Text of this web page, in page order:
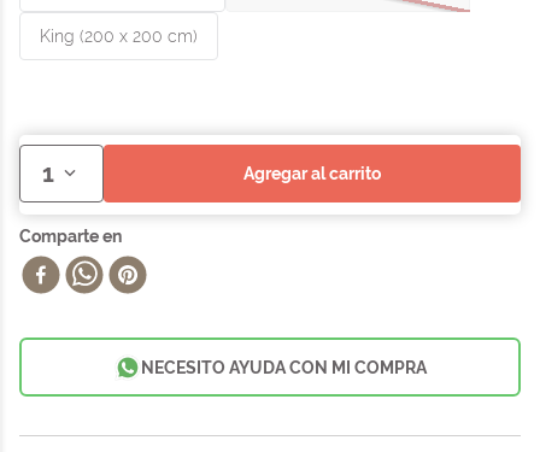
King (200 x 200 cm)
1 agregar al carrito
NECESITO AYUDA CON MI COMPRA